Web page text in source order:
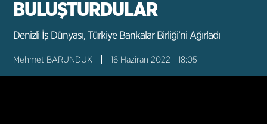
BULUŞTURDULAR
Denizli İş Dünyası, Türkiye Bankalar Birliği’ni Ağırladı
Mehmet BARUNDUK 16 Haziran 2022 - 18:05